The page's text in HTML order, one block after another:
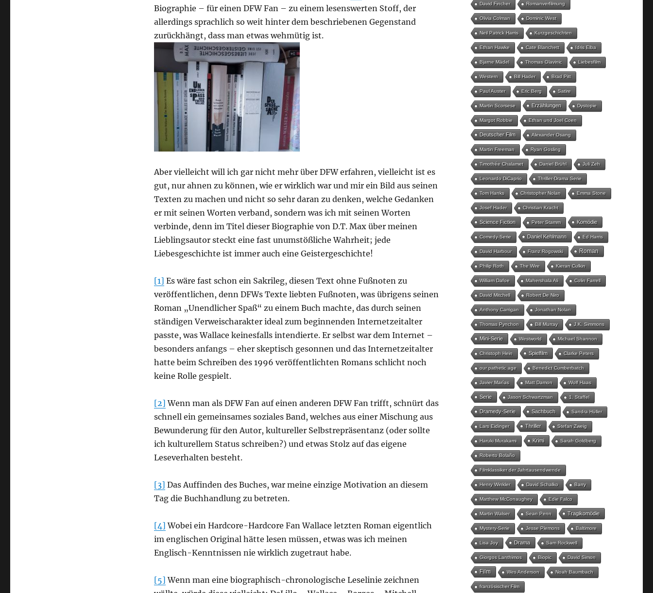
Biographie – für einen DFW Fan – zu einem lesenswerten Stoff, der
allerdings sprachlich so weit hinter dem beschriebenen Gegenstand
zurückhängt, dass man etwas wehmütig ist.
Aber vielleicht will ich gar nicht mehr über DFW erfahren, vielleicht ist es
gut, nur ahnen zu können, wie er wirklich war und mir ein Bild aus seinen
Texten zu machen und nicht so sehr daran zu denken, welche Gedanken
er mit seinen Worten verband, sondern was ich mit seinen Worten
verbinde, denn im Titel dieser Biographie von D.T. Max über meinen
Lieblingsautor steckt eine fast unumstößliche Wahrheit; jede
Liebesgeschichte ist immer auch eine Geistergeschichte!
[1] Es wäre fast schon ein Sakrileg, diesen Text ohne Fußnoten zu
veröffentlichen, denn DFWs Texte liebten Fußnoten, was übrigens seinen
Roman „Unendlicher Spaß“ zu einem Buch machte, das durch seinen
ständigen Verweischarakter ideal zum beginnenden Internetzeitalter
passte, was Wallace keinesfalls intendierte. Er selbst war dem Internet –
besonders anfangs – eher skeptisch gesonnen und das Internetzeitalter
hatte beim Schreiben des 1996 veröffentlichten Romans schlicht noch
keine Rolle gespielt.
[2] Wenn man als DFW Fan auf einen anderen DFW Fan trifft, schnürt das
schnell ein gemeinsames soziales Band, welches aus einer Mischung aus
Bewunderung für den Autor, kultureller Selbstrepräsentanz (oder sollte
ich kulturellem Status schreiben?) und etwas Stolz auf das eigene
Leseverhalten besteht.
[3] Das Auffinden des Buches, war meine einzige Motivation an diesem
Tag die Buchhandlung zu betreten.
[4] Wobei ein Hardcore-Hardcore Fan Wallace letzten Roman eigentlich
im englischen Original hätte lesen müssen, etwas was ich meinen
Englisch-Kenntnissen nie wirklich zugetraut habe.
[5] Wenn man eine biographisch-chronologische Leselinie zeichnen
David Fincher Romanverfilmung
Olivia Colman Dominic West
Neil Patrick Harris Kurzgeschichten
Ethan Hawke Cate Blanchett Idris Elba
Bjarne Mädel Thomas Glavinic Liebesfilm
Western Bill Hader Brad Pitt
Paul Auster Eric Berg Satire
Martin Scorsese Erzählungen Dystopie
Margot Robbie Ethan und Joel Coen
Deutscher Film Alexander Osang
Martin Freeman Ryan Gosling
Timothée Chalamet Daniel Brühl Juli Zeh
Leonardo DiCaprio Thriller-Drama Serie
Tom Hanks Christopher Nolan Emma Stone
Josef Hader Christian Kracht
Science Fiction Peter Stamm Komödie
Comedy-Serie Daniel Kehlmann Ed Harris
David Harbour Franz Rogowski Roman
Philip Roth The Wire Kieran Culkin
William Dafoe Mahershala Ali Colin Farrell
David Mitchell Robert De Niro
Anthony Carrigan Jonathan Nolan
Thomas Pynchon Bill Murray J.K. Simmons
Mini-Serie Westworld Michael Shannon
Christoph Hein Spielfilm Clarke Peters
our pathetic age Benedict Cumberbatch
Javier Marías Matt Damon Wolf Haas
Serie Jason Schwartzman 1. Staffel
Dramedy-Serie Sachbuch Sandra Hüller
Lars Eidinger Thriller Stefan Zweig
Haruki Murakami Krimi Sarah Goldberg
Roberto Bolaño
Filmklassiker der Jahrtausendwende
Henry Winkler David Schalko Barry
Matthew McConaughey Edie Falco
Martin Walser Sean Penn Tragikomödie
Mystery-Serie Jesse Plemons Baltimore
Lisa Joy Drama Sam Rockwell
Giorgos Lanthimos Biopic David Simon
Film Wes Anderson Noah Baumbach
französischer Film